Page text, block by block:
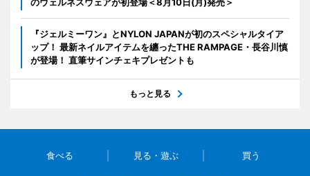
のウェルネスウェアが初登場＜8月10日(月)発売＞
『ジェルミーワン』とNYLON JAPANが初のスペシャルタイア
ップ！ 最新ネイルアイテムを纏ったTHE RAMPAGE・長谷川慎
が登場！ 直筆サインチェキプレゼントも
もっと見る
食べる 見る・遊ぶ 買う